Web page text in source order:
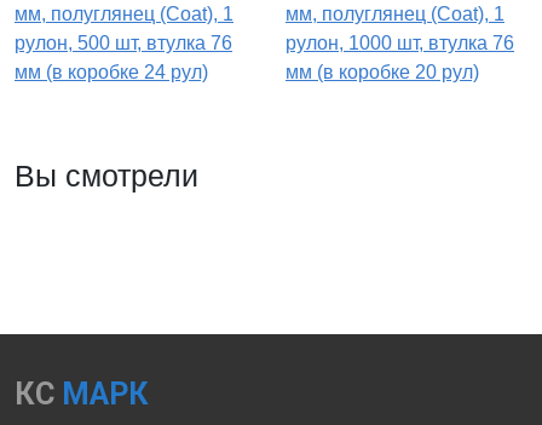
мм, полуглянец (Coat), 1
рулон, 500 шт, втулка 76
мм (в коробке 24 рул)
мм, полуглянец (Coat), 1
рулон, 1000 шт, втулка 76
мм (в коробке 20 рул)
Вы смотрели
КС МАРК